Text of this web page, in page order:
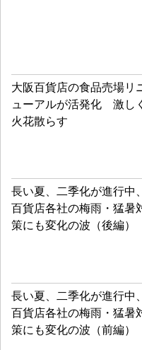
大阪百貨店の食品売場リ
ューアルが活発化 激しく
火花散らす
長い夏、二季化が進行中、
百貨店各社の梅雨・猛暑
策にも変化の波（後編）
長い夏、二季化が進行中、
百貨店各社の梅雨・猛暑
策にも変化の波（前編）